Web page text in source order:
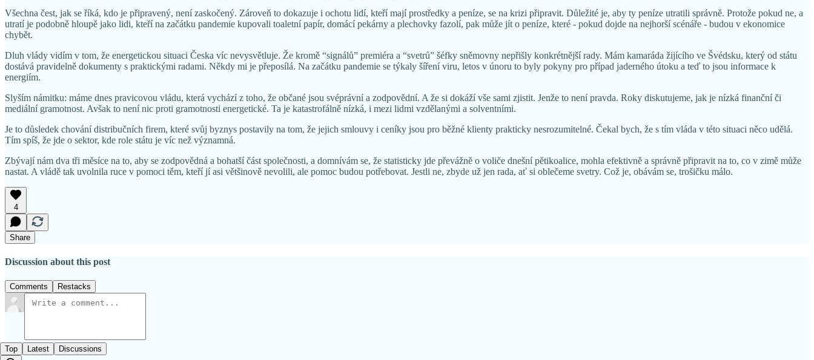
Všechna čest, jak se říká, kdo je připravený, není zaskočený. Zároveň to dokazuje i ochotu lidí, kteří mají prostředky a peníze, se na krizi připravit. Důležité je, aby ty peníze utratili správně. Protože pokud ne, a
utratí je podobně hloupě jako lidi, kteří na začátku pandemie kupovali toaletní papír, domácí pekárny a plechovky fazolí, pak může jít o peníze, které - pokud dojde na nejhorší scénáře - budou v ekonomice
chybět.
Dluh vlády vidím v tom, že energetickou situaci Česka víc nevysvětluje. Že kromě “signálů” premiéra a “svetrů” šéfky sněmovny nepřišly konkrétnější rady. Mám kamaráda žijícího ve Švédsku, který od státu
dostává pravidelně dokumenty s praktickými radami. Někdy mi je přeposílá. Na začátku pandemie se týkaly šíření viru, letos v únoru to byly pokyny pro případ jaderného útoku a teď to jsou informace k
energiím.
Slyším námitku: máme dnes pravicovou vládu, která vychází z toho, že občané jsou svéprávní a zodpovědní. A že si dokáží vše sami zjistit. Jenže to není pravda. Roky diskutujeme, jak je nízká finanční či
mediální gramotnost. Avšak to není nic proti gramotnosti energetické. Ta je katastrofálně nízká, i mezi lidmi vzdělanými a solventními.
Je to důsledek chování distribučních firem, které svůj byznys postavily na tom, že jejich smlouvy i ceníky jsou pro běžné klienty prakticky nesrozumitelné. Čekal bych, že s tím vláda v této situaci něco udělá.
Tím spíš, že jde o sektor, kde role státu je víc než významná.
Zbývají nám dva tři měsíce na to, aby se zodpovědná a bohatší část společnosti, a domnívám se, že statisticky jde převážně o voliče dnešní pětikoalice, mohla efektivně a správně připravit na to, co v zimě může
nastat. A vládě tak uvolnila ruce v pomoci těm, kteří jí asi většinově nevolili, ale pomoc budou potřebovat. Jestli ne, zbyde už jen rada, ať si oblečeme svetry. Což je, obávám se, trošičku málo.
4
Share
Discussion about this post
Comments Restacks
Top Latest Discussions